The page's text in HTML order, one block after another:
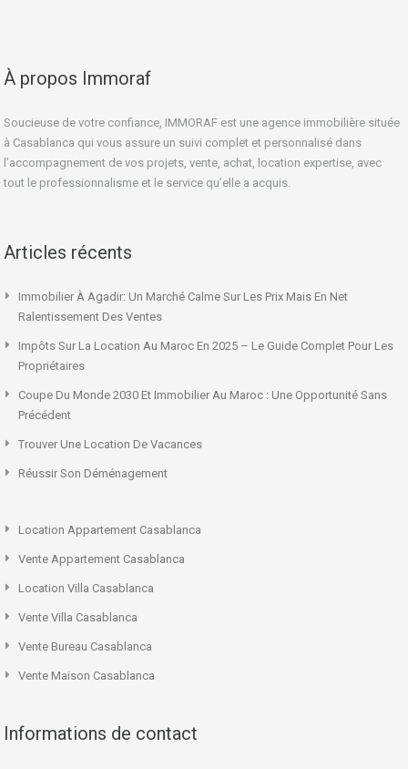
À propos Immoraf
Soucieuse de votre confiance, IMMORAF est une agence immobilière située
à Casablanca qui vous assure un suivi complet et personnalisé dans
l’accompagnement de vos projets, vente, achat, location expertise, avec
tout le professionnalisme et le service qu’elle a acquis.
Articles récents
Immobilier À Agadir: Un Marché Calme Sur Les Prix Mais En Net
Ralentissement Des Ventes
Impôts Sur La Location Au Maroc En 2025 – Le Guide Complet Pour Les
Propriétaires
Coupe Du Monde 2030 Et Immobilier Au Maroc : Une Opportunité Sans
Précédent
Trouver Une Location De Vacances
Réussir Son Déménagement
Location Appartement Casablanca
Vente Appartement Casablanca
Location Villa Casablanca
Vente Villa Casablanca
Vente Bureau Casablanca
Vente Maison Casablanca
Informations de contact